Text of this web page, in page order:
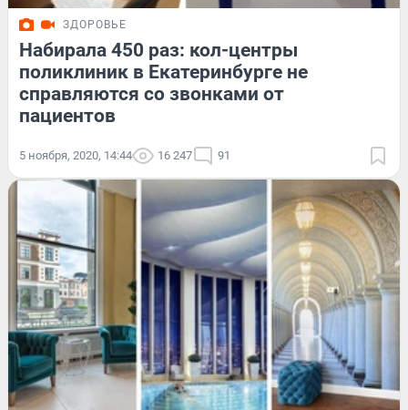
ЗДОРОВЬЕ
Набирала 450 раз: кол-центры
поликлиник в Екатеринбурге не
справляются со звонками от
пациентов
5 ноября, 2020, 14:44 16 247 91